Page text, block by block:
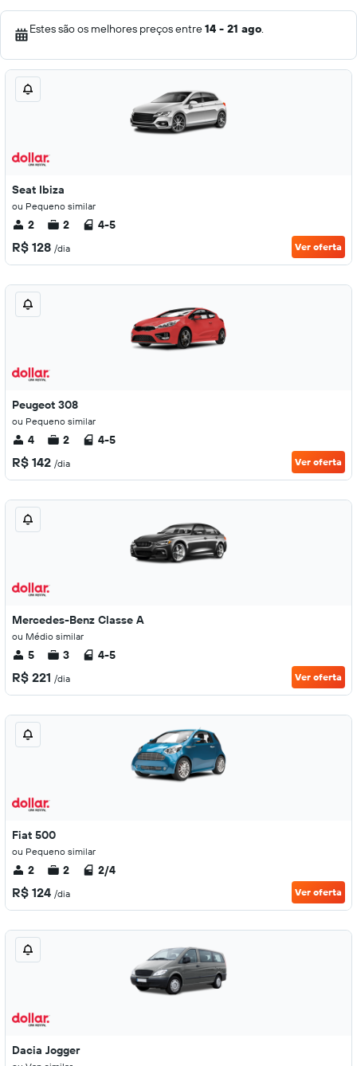
Estes são os melhores preços entre14 - 21 ago.
Seat Ibiza
ou Pequeno similar
2 2 4-5
R$ 128 /dia Ver oferta
Peugeot 308
ou Pequeno similar
4 2 4-5
R$ 142 /dia Ver oferta
Mercedes-Benz Classe A
ou Médio similar
5 3 4-5
R$ 221 /dia Ver oferta
Fiat 500
ou Pequeno similar
2 2 2/4
R$ 124 /dia Ver oferta
Dacia Jogger